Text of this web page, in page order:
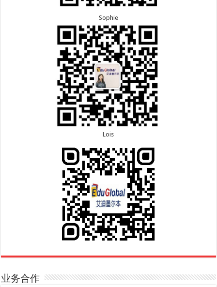
Sophie
Lois
业务合作